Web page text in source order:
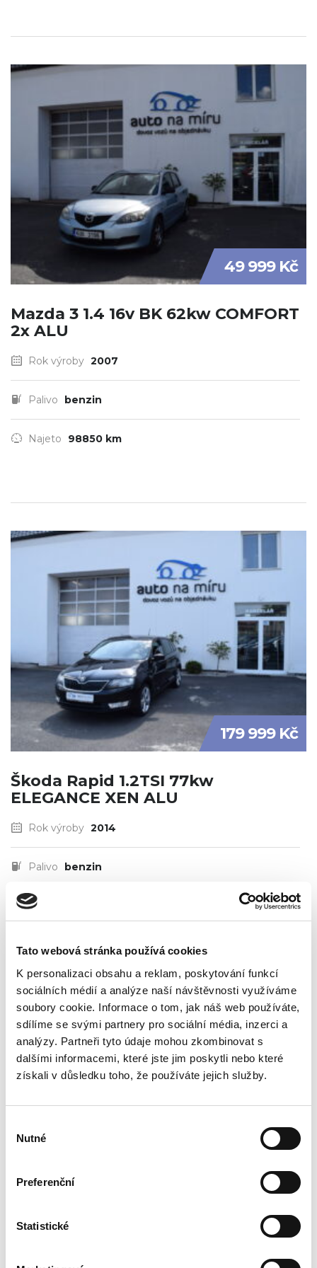
Tato webová stránka používá cookies
K personalizaci obsahu a reklam, poskytování funkcí
sociálních médií a analýze naší návštěvnosti využíváme
soubory cookie. Informace o tom, jak náš web používáte,
sdílíme se svými partnery pro sociální média, inzerci a
analýzy. Partneři tyto údaje mohou zkombinovat s
dalšími informacemi, které jste jim poskytli nebo které
získali v důsledku toho, že používáte jejich služby.
souhlasu
Nutné
Preferenční
Statistické
49 999 Kč
Mazda 3 1.4 16v BK 62kw COMFORT
2x ALU
Rok výroby 2007
Palivo benzin
Najeto 98850 km
179 999 Kč
Škoda Rapid 1.2TSI 77kw
ELEGANCE XEN ALU
Rok výroby 2014
Palivo benzin
Najeto
269 999 Kč